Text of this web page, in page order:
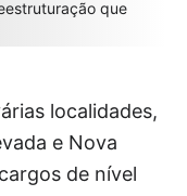
que
localidades,
e Nova
de nível